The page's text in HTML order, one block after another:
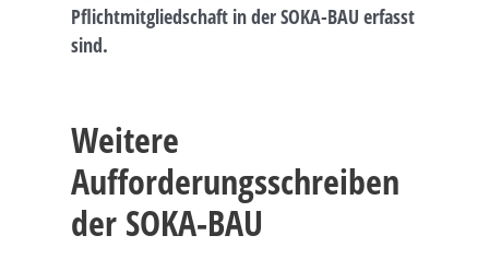
Pflichtmitgliedschaft in der SOKA-BAU erfasst
sind.
Weitere
Aufforderungsschreiben
der SOKA-BAU